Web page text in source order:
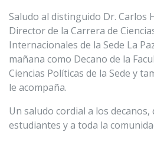
Saludo al distinguido Dr. Carlos
Director de la Carrera de
Internacionales de la Sede La
mañana como Decano de la
Ciencias Políticas de la Sede y
le acompaña.
Un saludo cordial a los
estudiantes y a toda la